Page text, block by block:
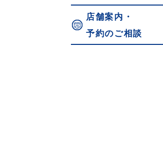
店舗案内・
予約のご相談